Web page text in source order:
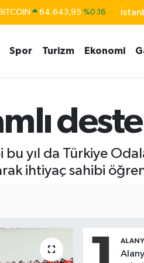
DOLAR 47,6006 %0.06
STERLİN 64,2398 %0.2
Spor Turizm Ekonomi
bu yıl da Türkiye
ihtiyaç sahibi